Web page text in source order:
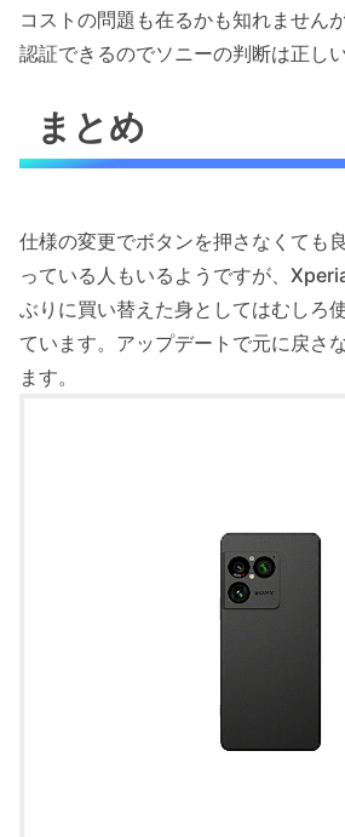
コストの問題も在るかも知れません
認証できるのでソニーの判断は正し
まとめ
仕様の変更でボタンを押さなくても
っている人もいるようですが、
ぶりに買い替えた身としてはむしろ
ています。アップデートで元に戻さ
ます。